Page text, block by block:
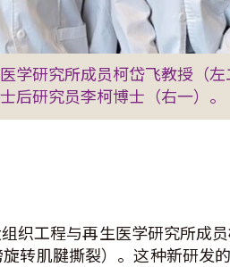
学研究所成员柯岱飞教授（
后研究员李柯博士（右一）。
织工程与再生医学研究所成员
转肌腱撕裂）。这种新研发